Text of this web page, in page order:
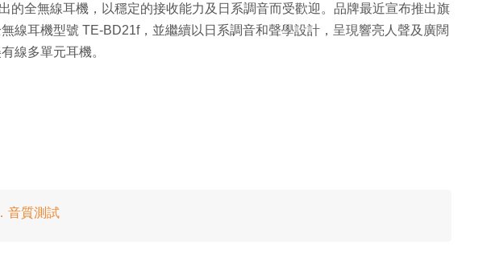
的全無線耳機，以穩定的接收能力及日系調音而受歡迎。品牌最近宣布推出旗
線耳機型號 TE-BD21f，並繼續以日系調音和聲學設計，呈現響亮人聲及廣闊
線多單元耳機。
音質測試